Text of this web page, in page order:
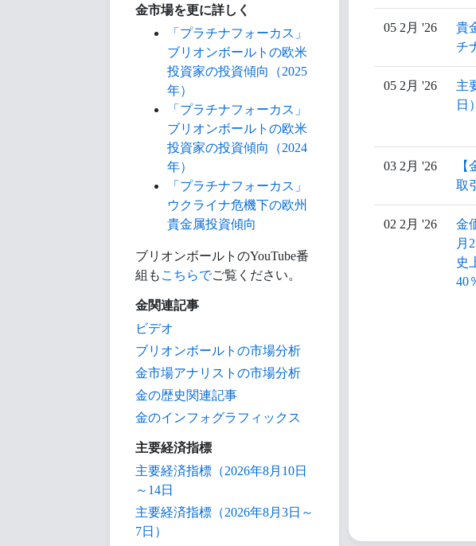
金市場を更に詳しく
「プラチナフォーカス」
ブリオンボールトの欧米
投資家の投資傾向（2025
年）
「プラチナフォーカス」
ブリオンボールトの欧米
投資家の投資傾向（2024
年）
「プラチナフォーカス」
ウクライナ危機下の欧州
貴金属投資傾向
ブリオンボールトのYouTube番
組も こちらでご覧ください。
金関連記事
ビデオ
ブリオンボールトの市場分析
金市場アナリストの市場分析
金の歴史関連記事
金のインフォグラフィックス
主要経済指標
主要経済指標（2026年8月10日
～14日
主要経済指標（2026年8月3日～
7日）
05 2月 '26
貴
チ
05 2月 '26
主
日）
03 2月 '26
取
02 2月 '26
金
月
史
40